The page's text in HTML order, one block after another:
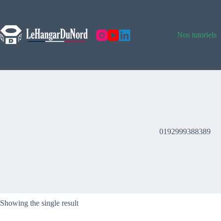
Nos tutoriels
0192999388389
Showing the single result